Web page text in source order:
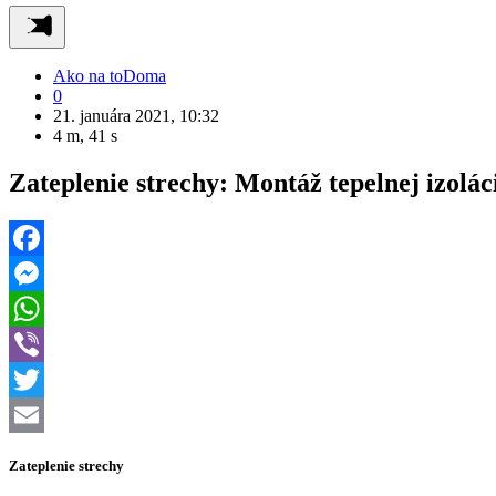
Ako na toDoma
0
21. januára 2021, 10:32
4 m, 41 s
Zateplenie strechy: Montáž tepelnej
Facebook
Messenger
WhatsApp
Viber
Twitter
Zateplenie strechy